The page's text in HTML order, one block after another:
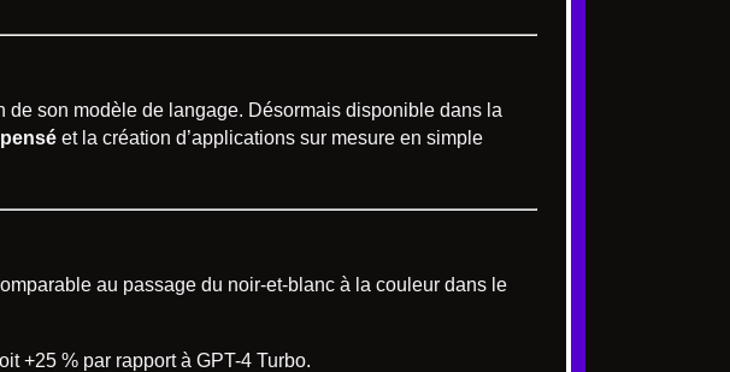
de son modèle de langage. Désormais disponible dans la
et la création d’applications sur mesure en simple
au passage du noir-et-blanc à la couleur dans le
+25 % par rapport à GPT-4 Turbo.